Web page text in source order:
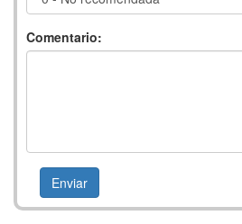
Comentario: